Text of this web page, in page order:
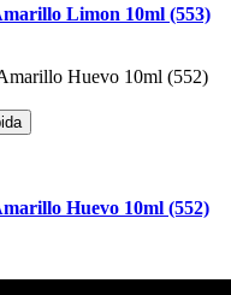
Limon 10ml (553)
Huevo 10ml (552)